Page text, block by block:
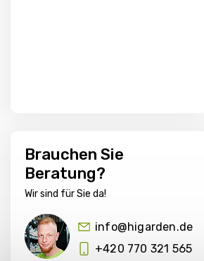
Brauchen Sie
Beratung?
Wir sind für Sie da!
info@higarden.de
+420 770 321 565